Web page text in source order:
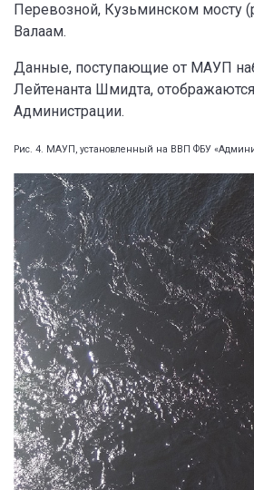
Перевозной, Кузьминском мосту
Валаам.
Данные, поступающие от МАУП
Лейтенанта Шмидта, отображаются
Администрации.
Рис. 4. МАУП, установленный на ВВП ФБУ